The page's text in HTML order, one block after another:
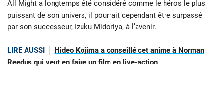
All Might a longtemps été considéré comme le héros le plus
puissant de son univers, il pourrait cependant être surpassé
par son successeur, Izuku Midoriya, à l’avenir.
LIRE AUSSI
Hideo Kojima a conseillé cet anime à Norman
Reedus qui veut en faire un film en live-action